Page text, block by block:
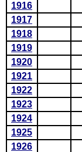
1916
1917
1918
1919
1920
1921
1922
1923
1924
1925
1926